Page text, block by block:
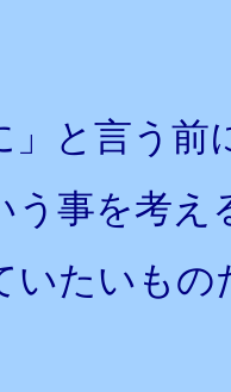
」と言う前
う事を考え
いたいも